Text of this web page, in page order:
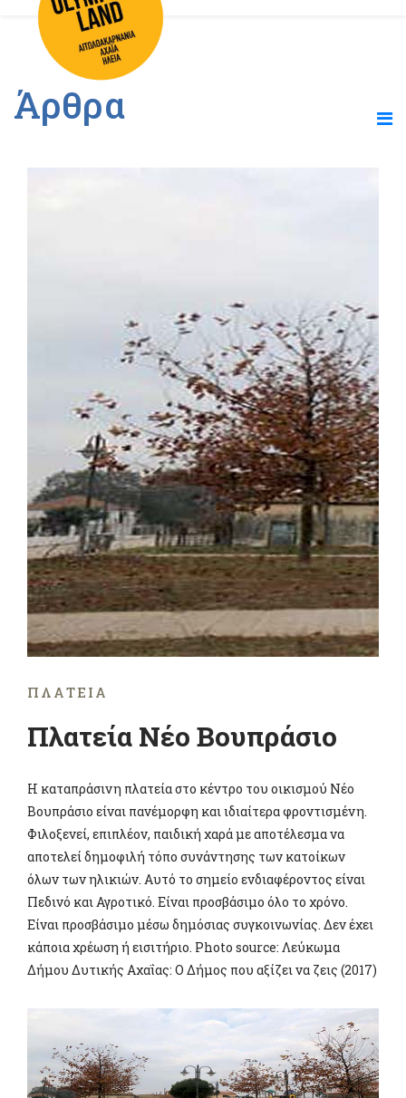
Άρθρα
ΠΛΑΤΕΊΑ
Πλατεία Νέο Βουπράσιο
Η καταπράσινη πλατεία στο κέντρο του οικισμού Νέο
Βουπράσιο είναι πανέμορφη και ιδιαίτερα φροντισμένη.
Φιλοξενεί, επιπλέον, παιδική χαρά με αποτέλεσμα να
αποτελεί δημοφιλή τόπο συνάντησης των κατοίκων
όλων των ηλικιών. Αυτό το σημείο ενδιαφέροντος είναι
Πεδινό και Αγροτικό. Είναι προσβάσιμο όλο το χρόνο.
Είναι προσβάσιμο μέσω δημόσιας συγκοινωνίας. Δεν έχει
κάποια χρέωση ή εισιτήριο. Photo source: Λεύκωμα
Δήμου Δυτικής Αχαΐας: Ο Δήμος που αξίζει να ζεις (2017)